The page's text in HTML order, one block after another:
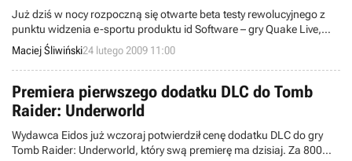
Już dziś w nocy rozpoczną się otwarte beta testy rewolucyjnego z
punktu widzenia e-sportu produktu id Software – gry Quake Live,
będącej konwersją Quake III Arena, dostępną przez przeglądarkę
internetową.
Maciej Śliwiński24 lutego 2009 11:00
Premiera pierwszego dodatku DLC do Tomb
Raider: Underworld
Wydawca Eidos już wczoraj potwierdził cenę dodatku DLC do gry
Tomb Raider: Underworld, który swą premierę ma dzisiaj. Za 800